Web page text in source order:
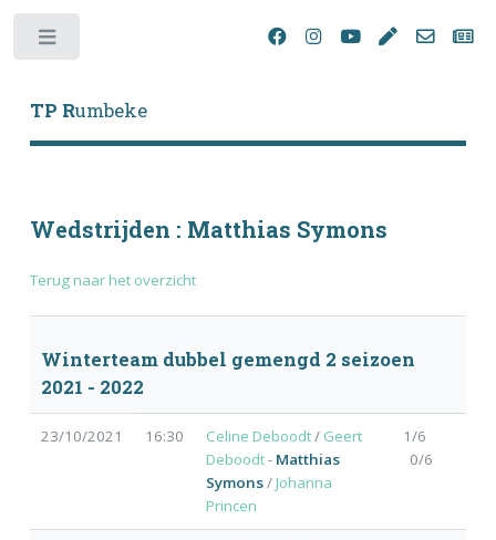
TP Rumbeke
Wedstrijden : Matthias Symons
Terug naar het overzicht
Winterteam dubbel gemengd 2 seizoen
2021 - 2022
23/10/2021 16:30 Celine Deboodt/ Geert
Deboodt- Matthias
Symons/ Johanna
Princen
1/6
0/6